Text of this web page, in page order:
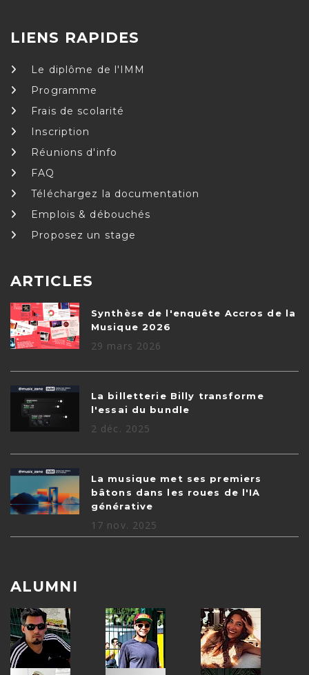
LIENS RAPIDES
Le diplôme de l'IMM
Programme
Frais de scolarité
Inscription
Réunions d'info
FAQ
Téléchargez la documentation
Emplois & débouchés
Proposez un stage
ARTICLES
Synthèse de l'enquête Accros de la
Musique 2026
29 mars 2026
La billetterie Billy transforme
l'essai du bundle
2 déc. 2025
La musique met ses premiers
bâtons dans les roues de l'IA
générative
17 nov. 2025
ALUMNI